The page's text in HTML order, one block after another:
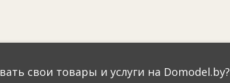
свои товары и услуги на Domodel.by?